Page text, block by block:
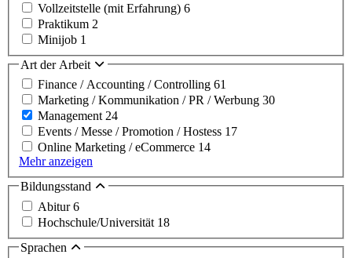
Vollzeitstelle (mit Erfahrung) 6
Praktikum 2
Minijob 1
Art der Arbeit
Finance / Accounting / Controlling 61
Marketing / Kommunikation / PR / Werbung 30
Management24
Events / Messe / Promotion / Hostess 17
Online Marketing / eCommerce 14
Mehr anzeigen
Bildungsstand
Abitur6
Hochschule/Universität 18
Sprachen